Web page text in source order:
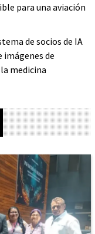
para una aviación
de socios de IA
imágenes de
medicina